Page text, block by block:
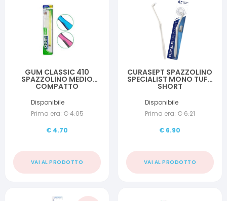
GUM CLASSIC 410
SPAZZOLINO MEDIO
COMPATTO
Disponibile
Prima era: €4.05
€ 4.70
VAI AL PRODOTTO
CURASEPT SPAZZOLINO
SPECIALIST MONO TUFT
SHORT
Disponibile
Prima era: €6.21
€ 6.90
VAI AL PRODOTTO